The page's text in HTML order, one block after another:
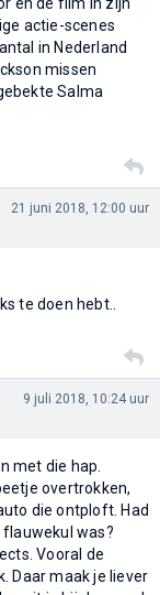
actie-scenes
in Nederland
missen
Salma
21 juni 2018, 12:00 uur
te doen hebt..
9 juli 2018, 10:24 uur
met die hap.
overtrokken,
die ontploft. Had
was?
Vooral de
Daar maak je liever